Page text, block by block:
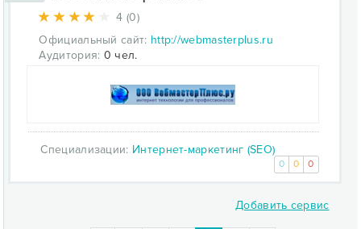
4 (0)
Официальный сайт: http://webmasterplus.ru
Аудитория: 0 чел.
Специализации: Интернет-маркетинг (SEO)
0 0 0
Добавить сервис